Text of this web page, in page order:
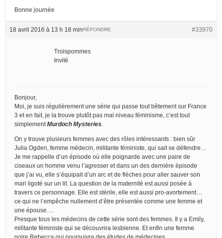
Bonne journée
18 avril 2016 à 13 h 18 min #33970
RÉPONDRE
Troispommes
Invité
Bonjour,
Moi, je suis régulièrement une série qui passe tout bêtement sur France
3 et en fait, je la trouve plutôt pas mal niveau féminisme, c’est tout
simplement Murdoch Mysteries
On y trouve plusieurs femmes avec des rôles intéressants : bien sûr
Julia Ogden, femme médecin, militante féministe, qui sait se défendre…
Je me rappelle d’un épisode où elle poignarde avec une paire de
ciseaux un homme venu l’agresser et dans un des dernière épisode
que j’ai vu, elle s’équipait d’un arc et de flèches pour aller sauver son
mari ligoté sur un lit. La question de la maternité est aussi posée à
travers ce personnage. Elle est stérile, elle est aussi pro-avortement…
ce qui ne l’empêche nullement d’être présentée comme une femme et
une épouse….
Presque tous les médecins de cette série sont des femmes. Il y a Emily,
militante féministe qui se découvrira lesbienne. Et enfin une femme